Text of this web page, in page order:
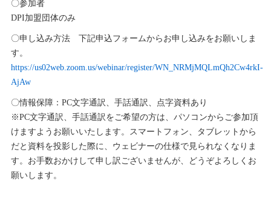
〇参加者
DPI加盟団体のみ
〇申し込み方法 下記申込フォームからお申し込みをお願いしま
す。
https://us02web.zoom.us/webinar/register/WN_NRMjMQLmQh2Cw4rkI-
AjAw
〇情報保障：PC文字通訳、手話通訳、点字資料あり
※PC文字通訳、手話通訳をご希望の方は、パソコンからご参加頂
けますようお願いいたします。スマートフォン、タブレットから
だと資料を投影した際に、ウェビナーの仕様で見られなくなりま
す。お手数おかけして申し訳ございませんが、どうぞよろしくお
願いします。